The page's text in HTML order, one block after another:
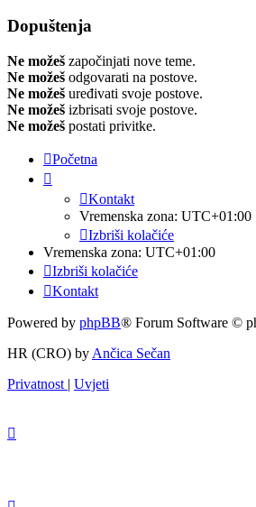
Dopuštenja
Ne možeš započinjati nove teme.
Ne možeš odgovarati na postove.
Ne možeš uređivati svoje postove.
Ne možeš izbrisati svoje postove.
Ne možeš postati privitke.
Početna
Kontakt
Vremenska zona: UTC+01:00
Izbriši kolačiće
Vremenska zona: UTC+01:00
Izbriši kolačiće
Kontakt
Powered by phpBB® Forum Software ©
HR (CRO) by Ančica Sečan
Privatnost | Uvjeti